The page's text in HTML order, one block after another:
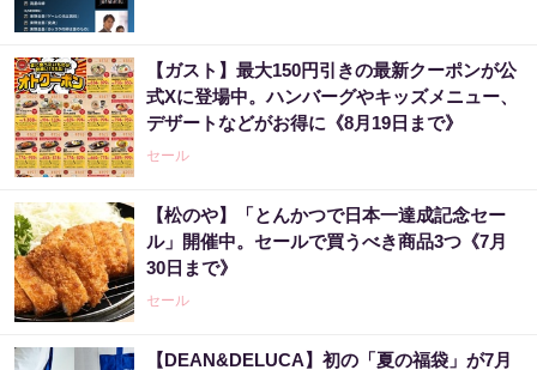
【ガスト】最大150円引きの最新クーポンが公
式Xに登場中。ハンバーグやキッズメニュー、
デザートなどがお得に《8月19日まで》
セール
【松のや】「とんかつで日本一達成記念セー
ル」開催中。セールで買うべき商品3つ《7月
30日まで》
セール
【DEAN&DELUCA】初の「夏の福袋」が7月